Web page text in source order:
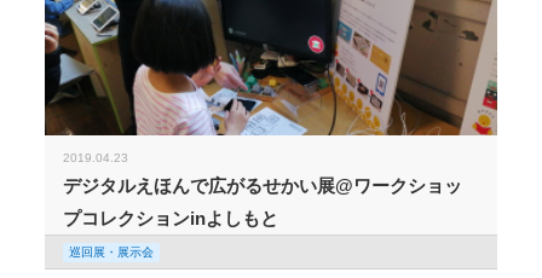
2019.04.23
デジタルえほんで広がるせかい展@ワークショッ
プコレクションinよしもと
巡回展・展示会